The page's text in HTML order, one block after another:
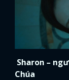
Sharon –
Chúa